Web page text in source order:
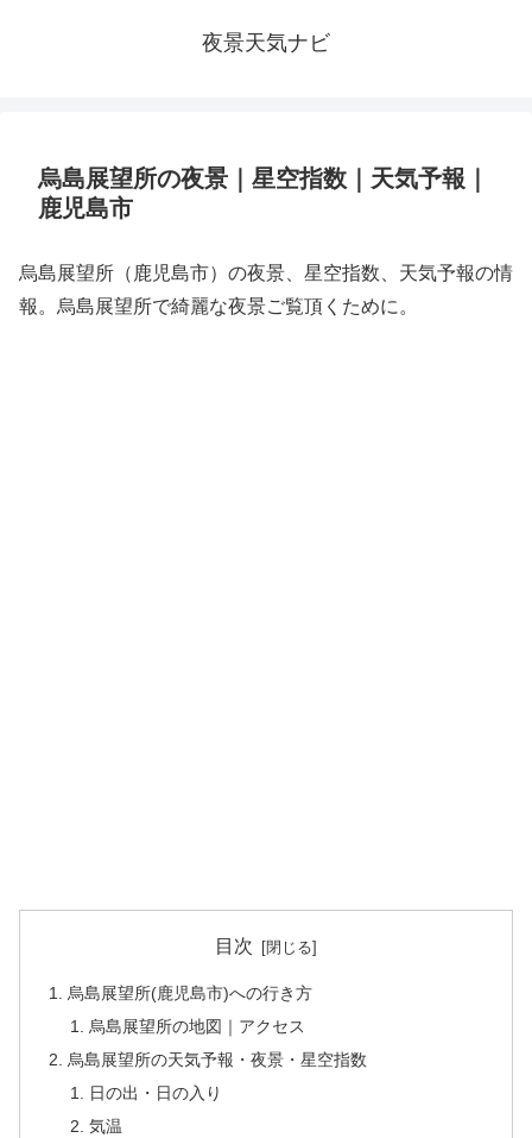
夜景天気ナビ
烏島展望所の夜景｜星空指数｜天気予報｜
鹿児島市
烏島展望所（鹿児島市）の夜景、星空指数、天気予報の情
報。烏島展望所で綺麗な夜景ご覧頂くために。
目次
烏島展望所(鹿児島市)への行き方
烏島展望所の地図｜アクセス
烏島展望所の天気予報・夜景・星空指数
日の出・日の入り
気温